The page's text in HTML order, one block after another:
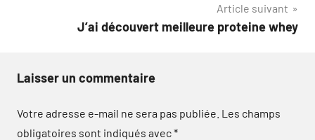
Article suivant
J’ai découvert meilleure proteine whey
Laisser un commentaire
Votre adresse e-mail ne sera pas publiée. Les champs
obligatoires sont indiqués avec*